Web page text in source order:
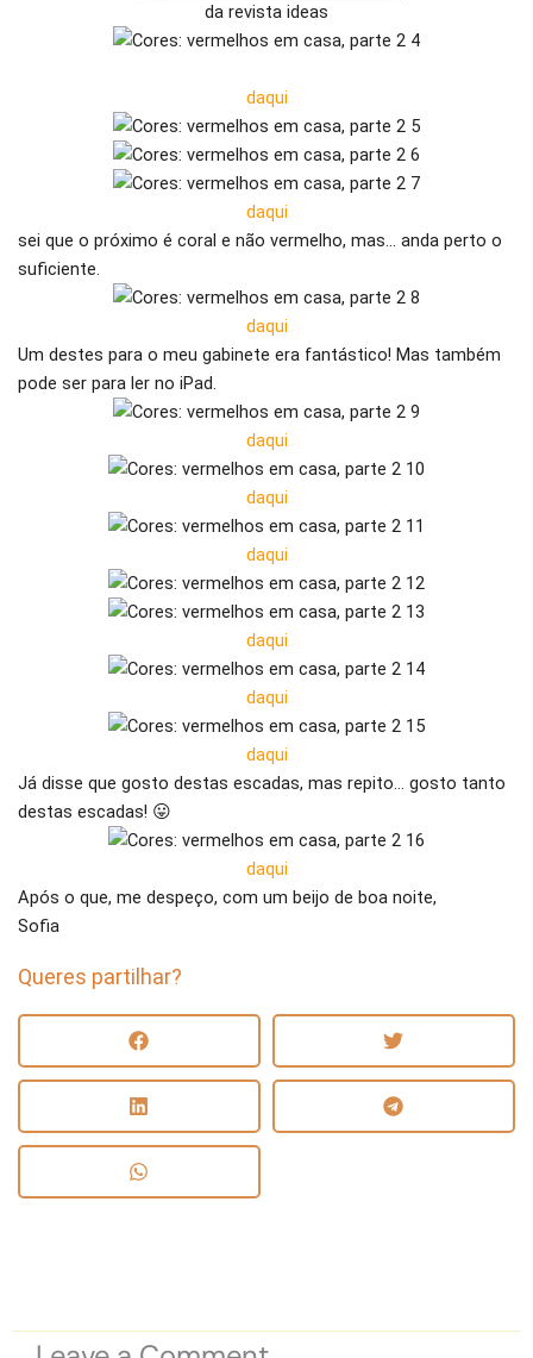
da revista ideas
daqui
daqui
sei que o próximo é coral e não vermelho, mas… anda perto o
suficiente.
daqui
Um destes para o meu gabinete era fantástico! Mas também
pode ser para ler no iPad.
daqui
daqui
daqui
daqui
daqui
daqui
Já disse que gosto destas escadas, mas repito… gosto tanto
destas escadas! 😛
daqui
Após o que, me despeço, com um beijo de boa noite,
Sofia
Queres partilhar?